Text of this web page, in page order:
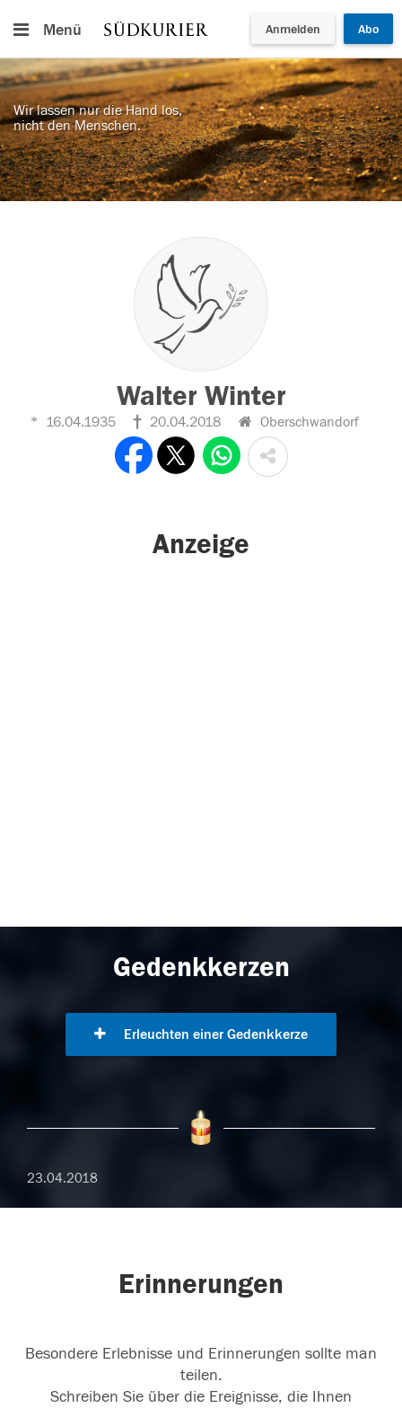
Menü Anmelden Abo
Wir lassen nur die Hand los,
nicht den Menschen.
Walter Winter
16.04.1935 20.04.2018 Oberschwandorf
Anzeige
Gedenkkerzen
Erleuchten einer Gedenkkerze
23.04.2018
Erinnerungen
Besondere Erlebnisse und Erinnerungen sollte man
teilen.
Schreiben Sie über die Ereignisse, die Ihnen